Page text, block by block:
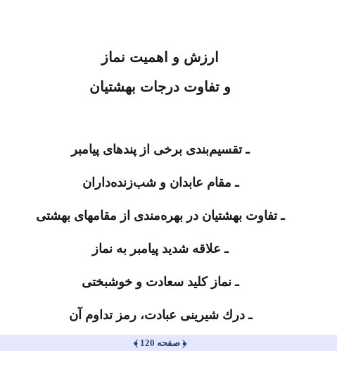
ارزش و اهمیت نماز
و تفاوت درجات بهشتیان
ـ تقسیم‌بندى برخى از پندهاى پیامبر
ـ مقام عابدان و شب‌زنده‌داران
ـ تفاوت بهشتیان در بهره‌مندى از مقامهاى بهشتى
ـ علاقه شدید پیامبر به نماز
ـ نماز كلید سعادت و خوشبختى
ـ درك شیرینى عبادت، رمز تداوم آن
﴿ صفحه 120 ﴾